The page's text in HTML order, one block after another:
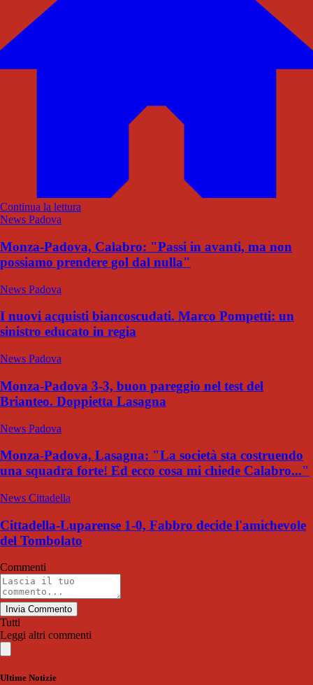
Continua la lettura
News Padova
Monza-Padova, Calabro: "Passi in avanti, ma non
possiamo prendere gol dal nulla"
News Padova
I nuovi acquisti biancoscudati. Marco Pompetti: un
sinistro educato in regia
News Padova
Monza-Padova 3-3, buon pareggio nel test del
Brianteo. Doppietta Lasagna
News Padova
Monza-Padova, Lasagna: "La società sta costruendo
una squadra forte! Ed ecco cosa mi chiede Calabro..."
News Cittadella
Cittadella-Luparense 1-0, Fabbro decide l'amichevole
del Tombolato
Commenti
Invia Commento
Tutti
Leggi altri commenti
Ultime Notizie